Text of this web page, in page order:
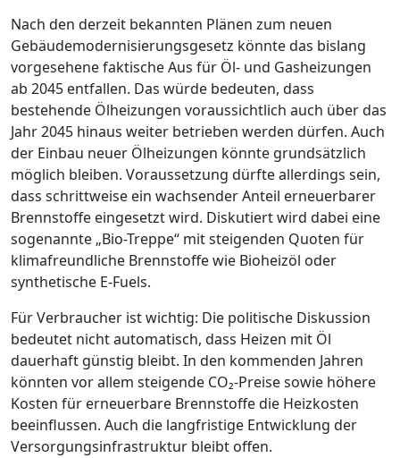
Nach den derzeit bekannten Plänen zum neuen
Gebäudemodernisierungsgesetz könnte das bislang
vorgesehene faktische Aus für Öl- und Gasheizungen
ab 2045 entfallen. Das würde bedeuten, dass
bestehende Ölheizungen voraussichtlich auch über das
Jahr 2045 hinaus weiter betrieben werden dürfen. Auch
der Einbau neuer Ölheizungen könnte grundsätzlich
möglich bleiben. Voraussetzung dürfte allerdings sein,
dass schrittweise ein wachsender Anteil erneuerbarer
Brennstoffe eingesetzt wird. Diskutiert wird dabei eine
sogenannte „Bio-Treppe“ mit steigenden Quoten für
klimafreundliche Brennstoffe wie Bioheizöl oder
synthetische E-Fuels.
Für Verbraucher ist wichtig: Die politische Diskussion
bedeutet nicht automatisch, dass Heizen mit Öl
dauerhaft günstig bleibt. In den kommenden Jahren
könnten vor allem steigende CO₂-Preise sowie höhere
Kosten für erneuerbare Brennstoffe die Heizkosten
beeinflussen. Auch die langfristige Entwicklung der
Versorgungsinfrastruktur bleibt offen.